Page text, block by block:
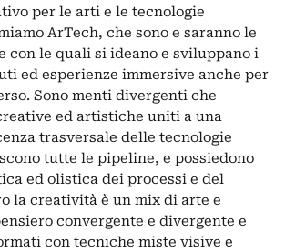
per le arti e le tecnologie
ArTech, che sono e saranno le
con le quali si ideano e sviluppano i
ed esperienze immersive anche per
Sono menti divergenti che
ed artistiche uniti a una
trasversale delle tecnologie
tutte le pipeline, e possiedono
ed olistica dei processi e del
la creatività è un mix di arte e
convergente e divergente e
con tecniche miste visive e